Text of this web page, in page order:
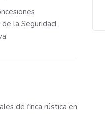
la Seguridad
de finca rústica en